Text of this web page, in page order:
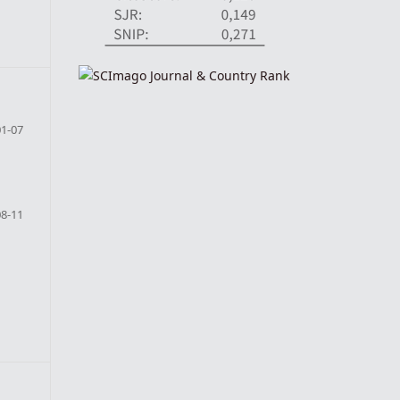
07
11